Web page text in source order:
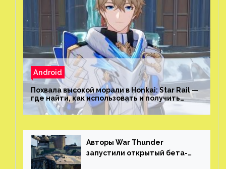
Android
Похвала высокой морали в Honkai: Star Rail —
где найти, как использовать и получить
скрытые достижения
Авторы War Thunder
запустили открытый бета-